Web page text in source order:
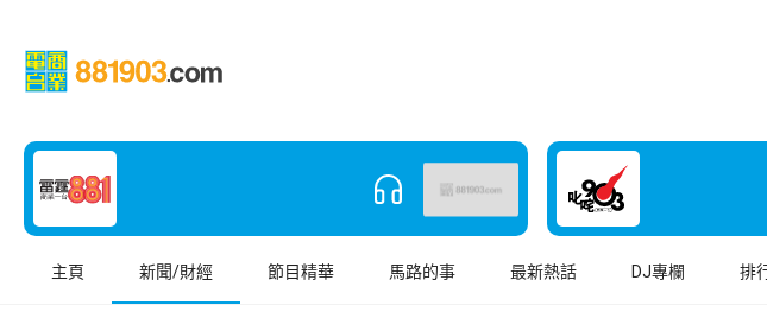
主頁 新聞/財經 節目精華 馬路的事 最新熱話 DJ專欄 排